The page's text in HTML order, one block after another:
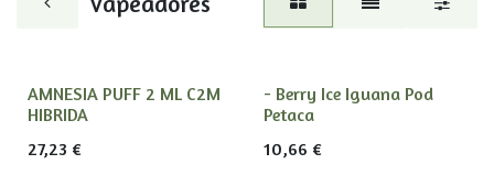
AMNESIA PUFF 2 ML C2M
HIBRIDA
27,23 €
- Berry Ice Iguana Pod
Petaca
10,66 €